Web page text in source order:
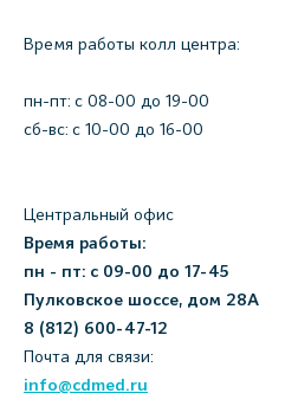
Время работы колл центра:
пн-пт: c 08-00 до 19-00
сб-вс: с 10-00 до 16-00
Центральный офис
Время работы:
пн - пт: с 09-00 до 17-45
Пулковское шоссе, дом 28А
8 (812) 600-47-12
Почта для связи:
info@cdmed.ru